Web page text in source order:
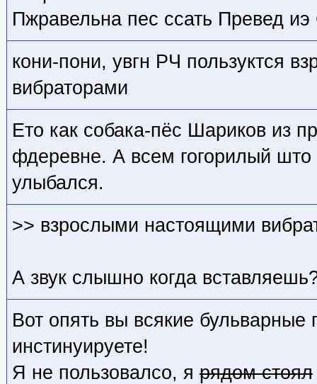
Пжравельна пес ссать Превед
кони-пони, увгн РЧ пользуктся
вибраторами
Ето как собака-пёс Шариков из
фдеревне. А всем гогорилый
улыбался.
>> взрослыми настоящими
А звук слышно когда
Вот опять вы всякие бульварные
инстинуируете!
Я не пользовалсо, я рядом стоял